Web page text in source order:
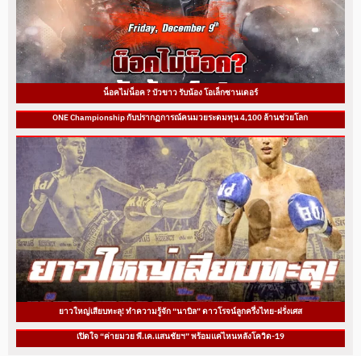
น็อคไม่น็อค ? บัวขาว รับน้อง โอเล็กซานเดอร์
ONE Championship กับปรากฏการณ์คนมวยระดมทุน 4,100 ล้านช่วยโลก
ยาวใหญ่เสียบทะลุ! ทำความรู้จัก “นาบิล” ดาวโรจน์ลูกครึ่งไทย-ฝรั่งเศส
เปิดใจ “ค่ายมวย พี.เค.แสนชัยฯ” พร้อมแค่ไหนหลังโควิด-19